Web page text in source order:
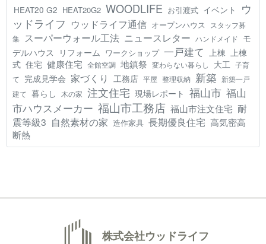
HEAT20 G2 HEAT20G2 WOODLIFE お引渡式 イベント
ウ
ッドライフ ウッドライフ通信 オープンハウス
スタッフ募
集 スーパーウォール工法 ニュースレター ハンドメイド モ
デルハウス
リフォーム ワークショップ 一戸建て 上棟 上棟
式 住宅 健康住宅 全館空調 地鎮祭 変わらない暮らし 大工 子育
て 完成見学会 家づくり 工務店 平屋 整理収納 新築 新築一戸
建て 暮らし 木の家 注文住宅 現場レポート 福山市 福山
市ハウスメーカー 福山市工務店 福山市注文住宅 耐
震等級3 自然素材の家 造作家具 長期優良住宅 高気密高
断熱
株式会社ウッドライフ